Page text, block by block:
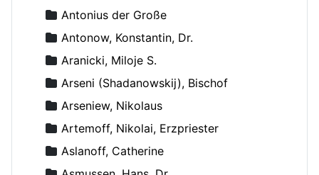
Antonius der Große
Antonow, Konstantin, Dr.
Aranicki, Miloje S.
Arseni (Shadanowskij), Bischof
Arseniew, Nikolaus
Artemoff, Nikolai, Erzpriester
Aslanoff, Catherine